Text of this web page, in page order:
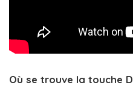
Où se trouve la touche